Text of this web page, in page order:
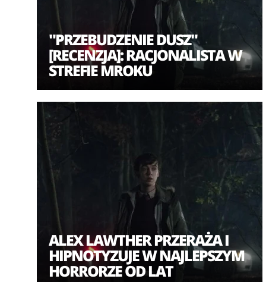
"PRZEBUDZENIE DUSZ"
[RECENZJA]: RACJONALISTA W
STREFIE MROKU
ALEX LAWTHER PRZERAŻA I
HIPNOTYZUJE W NAJLEPSZYM
HORRORZE OD LAT